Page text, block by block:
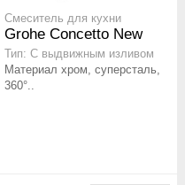
Смеситель для кухни
Grohe Concetto New
Тип: С выдвижным изливом
Материал хром, суперсталь,
360°..